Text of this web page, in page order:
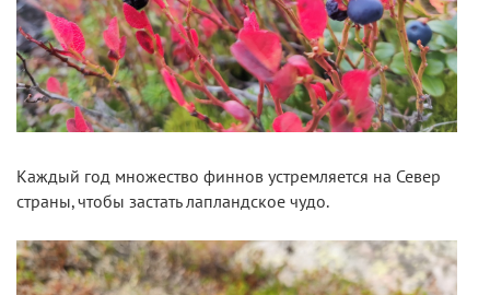
Каждый год множество финнов устремляется на Север
страны, чтобы застать лапландское чудо.